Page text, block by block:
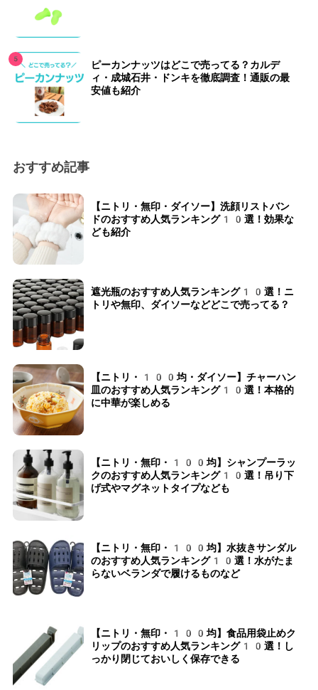
ピーカンナッツはどこで売ってる？カルデ
ィ・成城石井・ドンキを徹底調査！通販の最
安値も紹介
おすすめ記事
【ニトリ・無印・ダイソー】洗顔リストバン
ドのおすすめ人気ランキング10選！効果な
ども紹介
遮光瓶のおすすめ人気ランキング10選！ニ
トリや無印、ダイソーなどどこで売ってる？
【ニトリ・100均・ダイソー】チャーハン
皿のおすすめ人気ランキング10選！本格的
に中華が楽しめる
【ニトリ・無印・100均】シャンプーラッ
クのおすすめ人気ランキング10選！吊り下
げ式やマグネットタイプなども
【ニトリ・無印・100均】水抜きサンダル
のおすすめ人気ランキング10選！水がたま
らないベランダで履けるものなど
【ニトリ・無印・100均】食品用袋止めク
リップのおすすめ人気ランキング10選！し
っかり閉じておいしく保存できる